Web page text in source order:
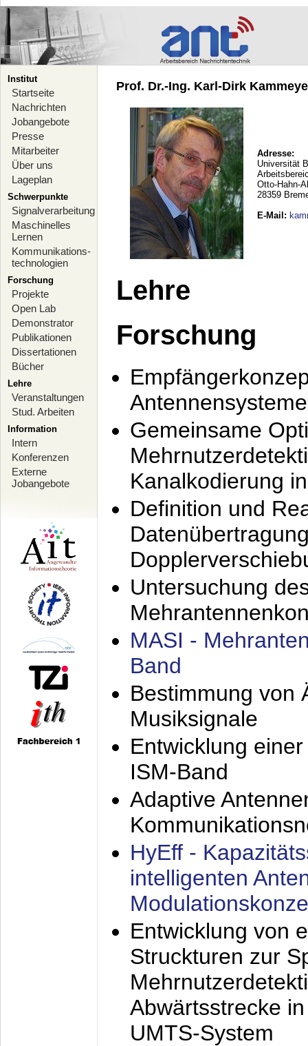
Institut
Startseite
Nachrichten
Jobangebote
Presse
Mitarbeiter
Über uns
Lageplan
Schwerpunkte
Signalverarbeitung
Maschinelles
Lernen
Kommunikations-
technologien
Forschung
Projekte
Open Lab
Demonstrator
Publikationen
Dissertationen
Bücher
Lehre
Veranstaltungen
Stud. Arbeiten
Information
Intern
Konferenzen
Externe
Jobangebote
Prof. Dr.-Ing. Karl-Dirk
Adresse:
Universität
Otto-Hahn-
28359
E-Mail :
Lehre
Forschung
Antennensysteme
Gemeinsame
Kanalkodierung
Definition und
Untersuchung
MASI -
Band
Bestimmung von
Musiksignale
Entwicklung
ISM-Band
Adaptive
HyEff -
intelligenten
Entwicklung von
Struckturen zur
Abwärtsstrecke
UMTS-System